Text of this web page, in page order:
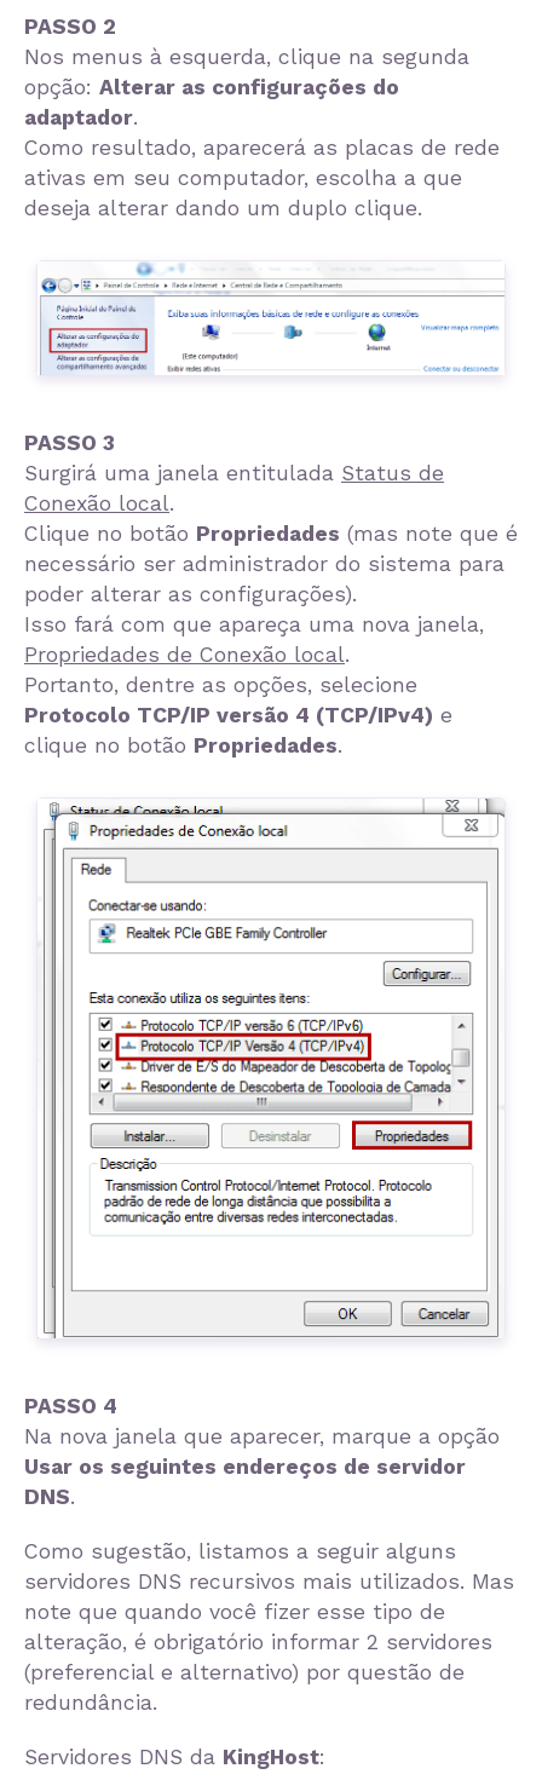
PASSO 2
Nos menus à esquerda, clique na segunda
opção: Alterar as configurações do
adaptador.
Como resultado, aparecerá as placas de rede
ativas em seu computador, escolha a que
deseja alterar dando um duplo clique.
PASSO 3
Surgirá uma janela entitulada Status de
Conexão local.
Clique no botão Propriedades (mas note que é
necessário ser administrador do sistema para
poder alterar as configurações).
Isso fará com que apareça uma nova janela,
Propriedades de Conexão local.
Portanto, dentre as opções, selecione
Protocolo TCP/IP versão 4 (TCP/IPv4) e
clique no botão Propriedades.
PASSO 4
Na nova janela que aparecer, marque a opção
Usar os seguintes endereços de servidor
DNS.
Como sugestão, listamos a seguir alguns
servidores DNS recursivos mais utilizados. Mas
note que quando você fizer esse tipo de
alteração, é obrigatório informar 2 servidores
(preferencial e alternativo) por questão de
redundância.
Servidores DNS da KingHost: